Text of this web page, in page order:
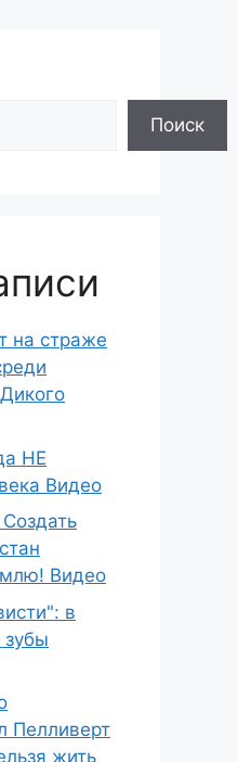
Поиск
на страже
НЕ
Видео
Видео
в
Пелливерт
жить